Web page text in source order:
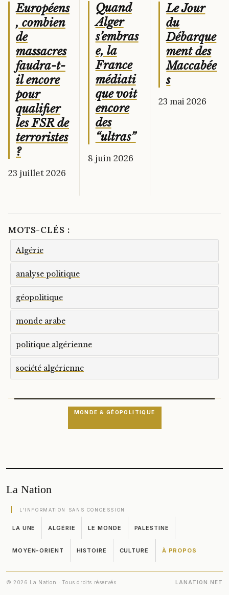
Européens
, combien
de
massacres
faudra-t-
il encore
pour
qualifier
les FSR de
terroristes
?
23 juillet 2026
Quand
Alger
s’embras
e, la
France
médiati
que voit
encore
des
“ultras”
8 juin 2026
Le Jour
du
Débarque
ment des
Maccabée
s
23 mai 2026
MOTS-CLÉS :
Algérie
analyse politique
géopolitique
monde arabe
politique algérienne
société algérienne
MONDE & GÉOPOLITIQUE
La Nation
L'INFORMATION SANS CONCESSION
LA UNE ALGÉRIE LE MONDE PALESTINE
MOYEN-ORIENT HISTOIRE CULTURE À PROPOS
© 2026 La Nation · Tous droits réservés LANATION.NET